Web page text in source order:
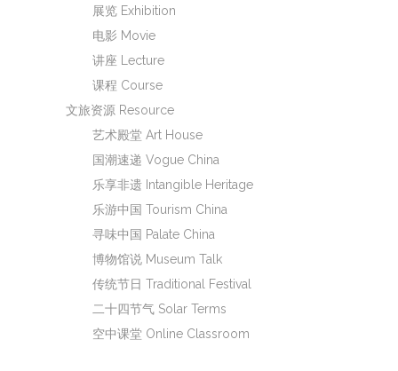
展览 Exhibition
电影 Movie
讲座 Lecture
课程 Course
文旅资源 Resource
艺术殿堂 Art House
国潮速递 Vogue China
乐享非遗 Intangible Heritage
乐游中国 Tourism China
寻味中国 Palate China
博物馆说 Museum Talk
传统节日 Traditional Festival
二十四节气 Solar Terms
空中课堂 Online Classroom